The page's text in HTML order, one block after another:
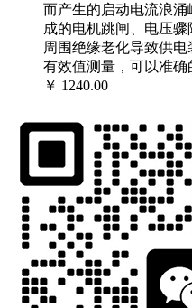
而产生的启动电流浪
成的电机跳闸、电压
周围绝缘老化导致供
有效值测量，可以准确
￥ 1240.00